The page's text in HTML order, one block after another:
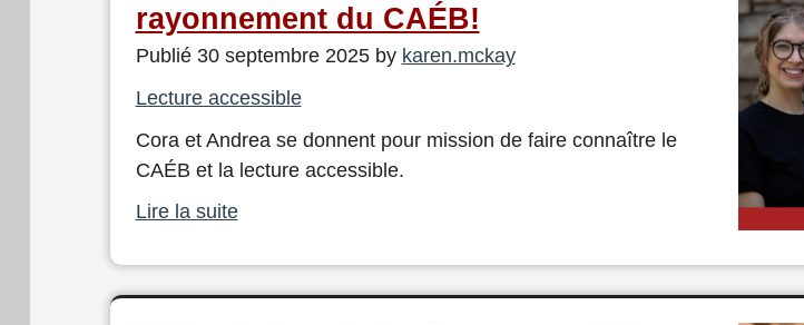
rayonnement du CAÉB!
Publié 30 septembre 2025 by karen.mckay
Lecture accessible
Cora et Andrea se donnent pour mission de faire connaître le
CAÉB et la lecture accessible.
Lire la suite